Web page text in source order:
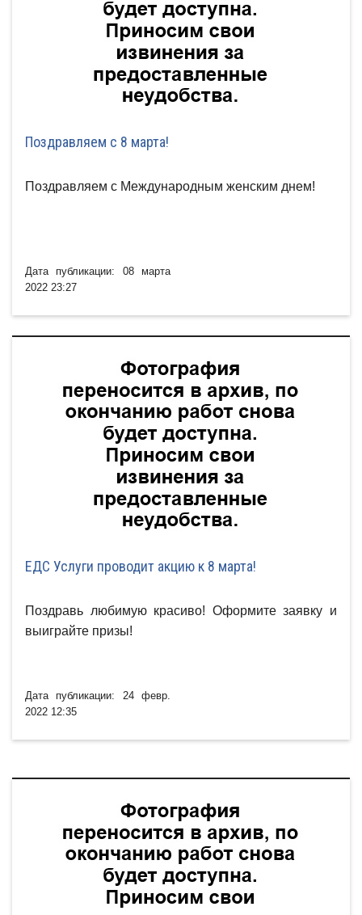
Поздравляем с 8 марта!
Поздравляем с Международным женским днем!
Дата публикации: 08 марта
2022 23:27
ЕДС Услуги проводит акцию к 8 марта!
Поздравь любимую красиво! Оформите заявку и
выиграйте призы!
Дата публикации: 24 февр.
2022 12:35